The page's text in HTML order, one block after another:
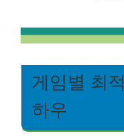
게임별 최
하우